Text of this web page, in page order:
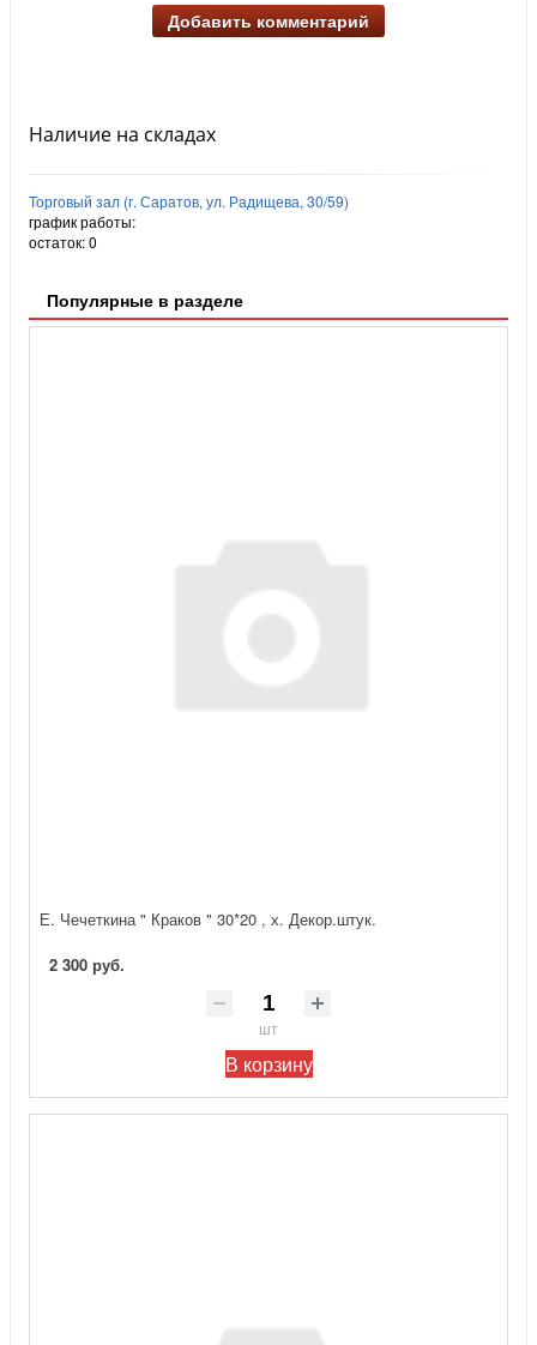
Добавить комментарий
Наличие на складах
Торговый зал (г. Саратов, ул. Радищева, 30/59)
график работы:
остаток:0
Популярные в разделе
Е. Чечеткина " Краков " 30*20 , х. Декор.штук.
2 300 руб.
шт
В корзину